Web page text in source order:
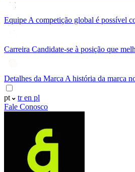
Equipe A competição global é possível
Carreira Candidate-se à posição que
Detalhes da Marca A história da marca
pt tren pl
Fale Conosco